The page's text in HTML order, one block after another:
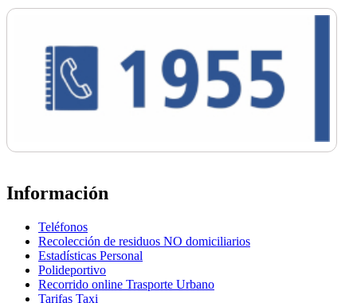
Información
Teléfonos
Recolección de residuos NO domiciliarios
Estadísticas Personal
Polideportivo
Recorrido online Trasporte Urbano
Tarifas Taxi